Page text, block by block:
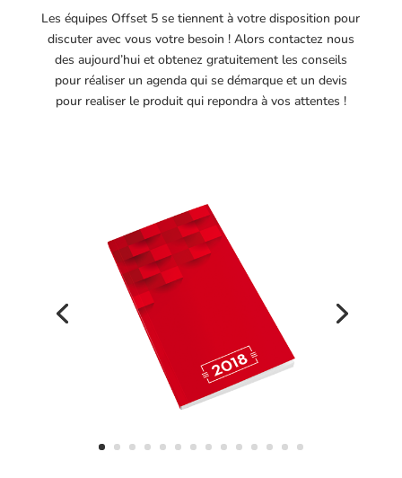
Les équipes Offset 5 se tiennent à votre disposition pour
discuter avec vous votre besoin ! Alors contactez nous
des aujourd’hui et obtenez gratuitement les conseils
pour réaliser un agenda qui se démarque et un devis
pour realiser le produit qui repondra à vos attentes !